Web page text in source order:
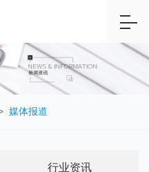
媒体报道
行业资讯